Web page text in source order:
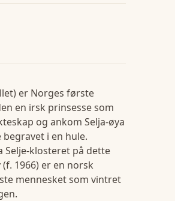
er Norges første
en irsk prinsesse som
og ankom Selja-øya
i en hule.
Selje-klosteret på dette
1966) er en norsk
mennesket som vintret